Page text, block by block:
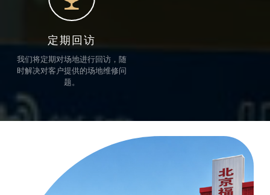
定期回访
我们将定期对场地进行回访，随
时解决对客户提供的场地维修问
题。